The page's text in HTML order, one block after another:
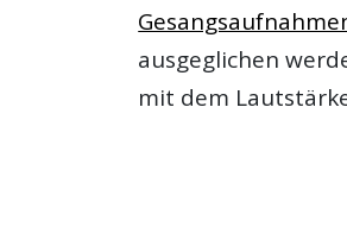
ausgeglichen
mit dem